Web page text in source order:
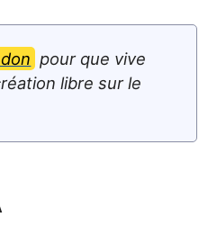
pour que vive
libre sur le